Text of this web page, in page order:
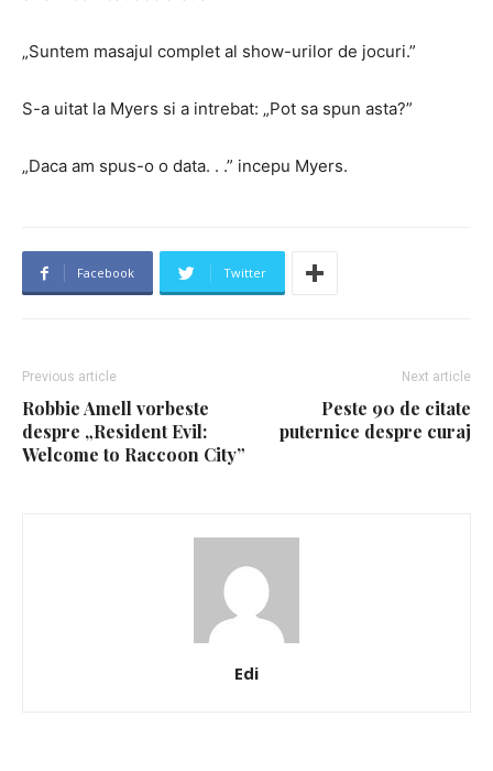
„Suntem masajul complet al show-urilor de jocuri.”
S-a uitat la Myers si a intrebat: „Pot sa spun asta?”
„Daca am spus-o o data. . .” incepu Myers.
Facebook Twitter
Previous article
Robbie Amell vorbeste
despre „Resident Evil:
Welcome to Raccoon City”
Next article
Peste 90 de citate
puternice despre curaj
Edi